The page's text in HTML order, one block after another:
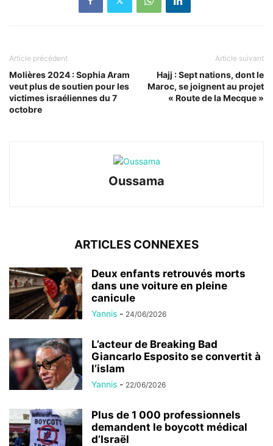
Article précédent
Molières 2024 : Sophia Aram
veut plus de soutien pour les
victimes israéliennes du 7
octobre
Article suivant
Hajj : Sept nations, dont le
Maroc, se joignent au projet
« Route de la Mecque »
Oussama
ARTICLES CONNEXES
Deux enfants retrouvés morts
dans une voiture en pleine
canicule
Yannis - 24/06/2026
L’acteur de Breaking Bad
Giancarlo Esposito se convertit à
l’islam
Yannis - 22/06/2026
Plus de 1 000 professionnels
demandent le boycott médical
d’Israël